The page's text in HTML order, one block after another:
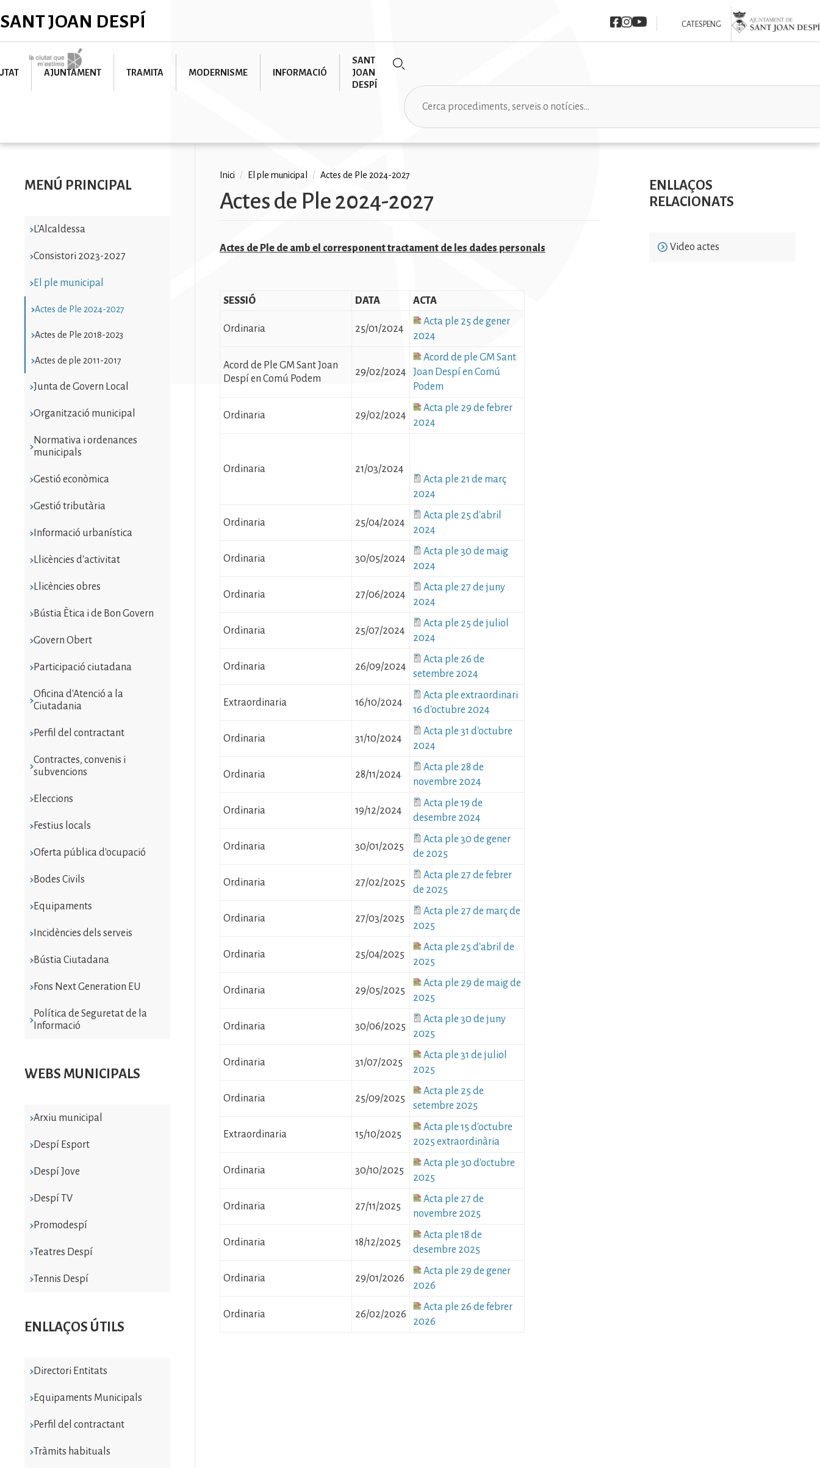
al
SANT JOAN DESPÍ Imatge
Imatge
Imatge CAT ESPENG
Imatge
Imatge
AJUNTAMENT TRAMITA MODERNISME INFORMACIÓ
SANT
JOAN
DESPÍ
Cerca
MENÚ PRINCIPAL
L'Alcaldessa
Consistori 2023-2027
El ple municipal
Actes de Ple 2024-2027
Actes de Ple 2018-2023
Actes de ple 2011-2017
Junta de Govern Local
Organització municipal
Normativa i ordenances
municipals
Gestió econòmica
Gestió tributària
Informació urbanística
Llicències d'activitat
Llicències obres
Bústia Ètica i de Bon Govern
Govern Obert
Participació ciutadana
Oficina d'Atenció a la
Ciutadania
Perfil del contractant
Contractes, convenis i
subvencions
Eleccions
Festius locals
Oferta pública d'ocupació
Bodes Civils
Equipaments
Incidències dels serveis
Bústia Ciutadana
Fons Next Generation EU
Política de Seguretat de la
Informació
WEBS MUNICIPALS
Arxiu municipal
Despí Esport
Despí Jove
Despí TV
Promodespí
Teatres Despí
Tennis Despí
ENLLAÇOS ÚTILS
Directori Entitats
Equipaments Municipals
Perfil del contractant
Tràmits habituals
Fil
d'ariadna
Inici / El ple municipal / Actes de Ple 2024-2027
Actes de Ple 2024-2027
Actes de Ple de amb el corresponent tractament de les dades personals
SESSIÓ DATA ACTA
Ordinaria 25/01/2024
Fitxer
Acta ple 25 de gener
2024
Acord de Ple GM Sant Joan
Despí en Comú Podem
29/02/2024
Fitxer
Acord de ple GM Sant
Joan Despí en Comú
Podem
Ordinaria 29/02/2024
Fitxer
Acta ple 29 de febrer
2024
Ordinaria
21/03/2024
Fitxer
Acta ple 21 de març
2024
Ordinaria 25/04/2024
Fitxer
Acta ple 25 d'abril
2024
Ordinaria 30/05/2024
Fitxer
Acta ple 30 de maig
2024
Ordinaria 27/06/2024
Fitxer
Acta ple 27 de juny
2024
Ordinaria 25/07/2024
Fitxer
Acta ple 25 de juliol
2024
Ordinaria 26/09/2024
Fitxer
Acta ple 26 de
setembre 2024
Extraordinaria 16/10/2024
Fitxer
Acta ple extraordinari
16 d'octubre 2024
Ordinaria 31/10/2024
Fitxer
Acta ple 31 d'octubre
2024
Ordinaria 28/11/2024
Fitxer
Acta ple 28 de
novembre 2024
Ordinaria 19/12/2024
Fitxer
Acta ple 19 de
desembre 2024
Ordinaria 30/01/2025
Fitxer
Acta ple 30 de gener
de 2025
Ordinaria 27/02/2025
Fitxer
Acta ple 27 de febrer
de 2025
Ordinaria 27/03/2025
Fitxer
Acta ple 27 de març de
2025
Ordinaria 25/04/2025
Fitxer
Acta ple 25 d'abril de
2025
Ordinaria 29/05/2025
Fitxer
Acta ple 29 de maig de
2025
Ordinaria 30/06/2025
Fitxer
Acta ple 30 de juny
2025
Ordinaria 31/07/2025
Fitxer
Acta ple 31 de juliol
2025
Ordinaria 25/09/2025
Fitxer
Acta ple 25 de
setembre 2025
Extraordinaria 15/10/2025
Fitxer
Acta ple 15 d'octubre
2025 extraordinària
Ordinaria 30/10/2025
Fitxer
Acta ple 30 d'octubre
2025
Ordinaria 27/11/2025
Fitxer
Acta ple 27 de
novembre 2025
Ordinaria 18/12/2025
Fitxer
Acta ple 18 de
desembre 2025
Ordinaria 29/01/2026
Fitxer
Acta ple 29 de gener
2026
Ordinaria 26/02/2026
Fitxer
Acta ple 26 de febrer
2026
ENLLAÇOS
RELACIONATS
Video actes